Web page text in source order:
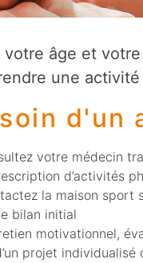
votre âge et
une
d'un
votre médecin
d’activités
la maison sport
bilan initial
motivationnel,
projet individualisé